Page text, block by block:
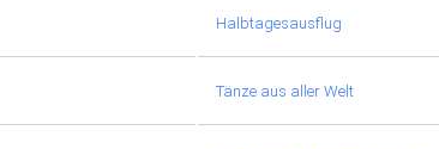
Halbtagesausflug
Tänze aus aller Welt